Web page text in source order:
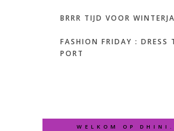
BRRR TIJD VOOR
FASHION FRIDAY : DRESS
PORT
WELKOM OP